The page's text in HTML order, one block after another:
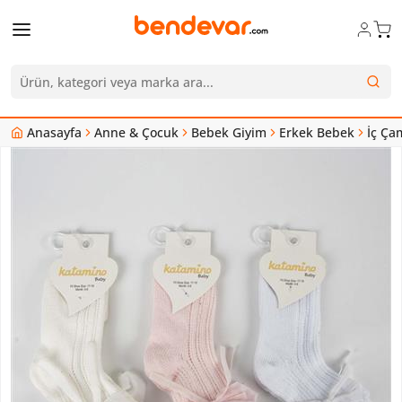
Anasayfa Anne & Çocuk Bebek Giyim Erkek Bebek İç